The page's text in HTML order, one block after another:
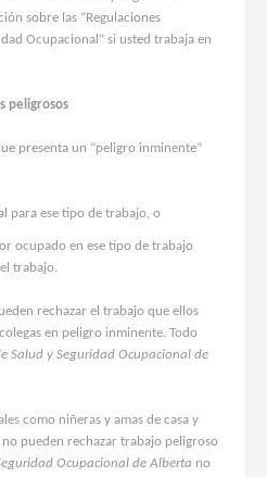
sobre las “Regulaciones
Ocupacional” si usted trabaja en
peligrosos
presenta un “peligro inminente”
para ese tipo de trabajo, o
ocupado en ese tipo de trabajo
trabajo.
rechazar el trabajo que ellos
en peligro inminente. Todo
Salud y Seguridad Ocupacional de
como niñeras y amas de casa y
pueden rechazar trabajo peligroso
Ocupacional de Alberta no